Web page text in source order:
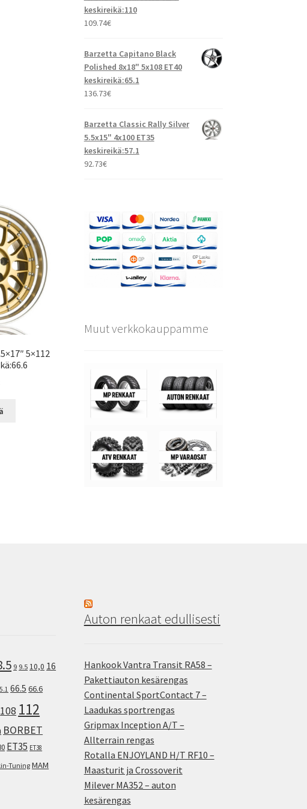
5×112
keskireikä:110
109.74€
Barzetta Capitano Black
Polished 8x18" 5x108 ET40
keskireikä:65.1
136.73€
Barzetta Classic Rally Silver
5.5x15" 4x100 ET35
keskireikä:57.1
92.73€
Muut verkkokauppamme
9 9.5 10,0 16
66.5 66.6
108 112
BORBET
ET35 ET38
Tuning MAM
Auton renkaat edullisesti
Hankook Vantra Transit RA58 –
Pakettiauton kesärengas
Continental SportContact 7 –
Laadukas sportrengas
Gripmax Inception A/T –
Allterrain rengas
Rotalla ENJOYLAND H/T RF10 –
Maasturit ja Crossoverit
Milever MA352 – auton
kesärengas